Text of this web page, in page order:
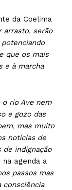
da Coelima
arrasto, serão
que os mais
e à marcha
o rio Ave nem
e gozo das
mas muito
notícias de
indignação
agenda a
passos mas
consciência